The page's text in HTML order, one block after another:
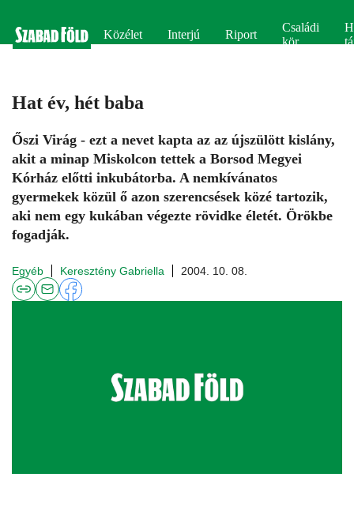
Közélet Interjú Riport
Családi
kör
Hat év, hét baba
Őszi Virág - ezt a nevet kapta az az újszülött kislány,
akit a minap Miskolcon tettek a Borsod Megyei
Kórház előtti inkubátorba. A nemkívánatos
gyermekek közül ő azon szerencsések közé tartozik,
aki nem egy kukában végezte rövidke életét. Örökbe
fogadják.
Egyéb Keresztény Gabriella 2004. 10. 08.